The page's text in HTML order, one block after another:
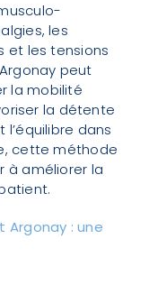
les
et les tensions
peut
la mobilité
la détente
l’équilibre dans
cette méthode
à améliorer la
: une